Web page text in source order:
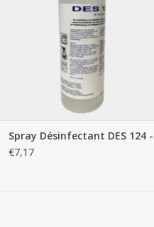
Spray Désinfectant DES 124
€7,17